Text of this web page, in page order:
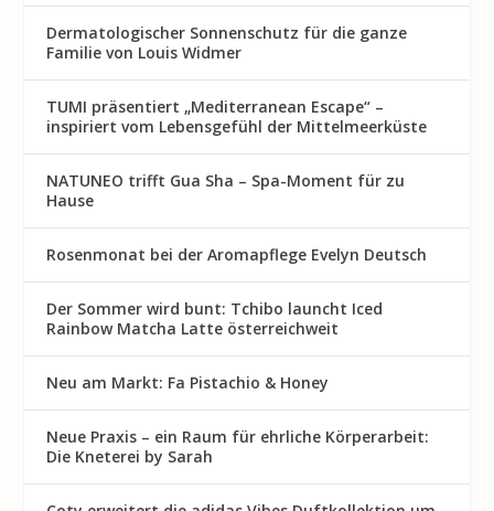
Dermatologischer Sonnenschutz für die ganze
Familie von Louis Widmer
TUMI präsentiert „Mediterranean Escape“ –
inspiriert vom Lebensgefühl der Mittelmeerküste
NATUNEO trifft Gua Sha – Spa-Moment für zu
Hause
Rosenmon at bei der Aromapflege Evelyn Deutsch
Der Sommer wird bunt: Tchibo launcht Iced
Rainbow Matcha Latte österreichweit
Neu am Markt: Fa Pistachio & Honey
Neue Praxis – ein Raum für ehrliche Körperarbeit:
Die Kneterei by Sarah